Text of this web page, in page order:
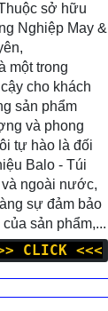
sở hữu
Nghiệp May &
một trong
cho khách
sản phẩm
và phong
tự hào là đối
Balo - Túi
ngoài nước,
sự đảm bảo
sản phẩm,...
CLICK <<<